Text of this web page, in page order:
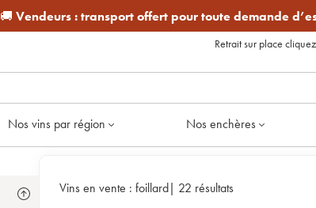
🚚 Vendeurs :transport offert pour toute demande
Retrait sur place
Nos vins par région Nos enchères
Vins en vente : foillard| 22 résultats